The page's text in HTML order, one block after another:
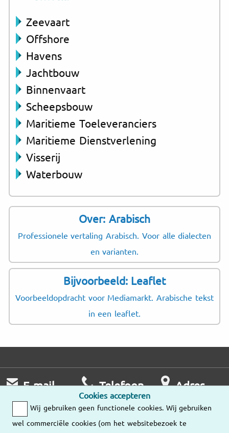
Zeevaart
Offshore
Havens
Jachtbouw
Binnenvaart
Scheepsbouw
Maritieme Toeleveranciers
Maritieme Dienstverlening
Visserij
Waterbouw
Over: Arabisch
Professionele vertaling Arabisch. Voor alle dialecten
en varianten.
Bijvoorbeeld: Leaflet
Voorbeeldopdracht voor Mediamarkt. Arabische tekst
in een leaflet.
Cookies accepteren
Wij gebruiken geen functionele cookies. Wij gebruiken
wel commerciële cookies (om het websitebezoek te
E-mail
Wij nemen zo
snel mogelijk
contact met u op.
Telefoon
Ma – Vr
Adres
Onze